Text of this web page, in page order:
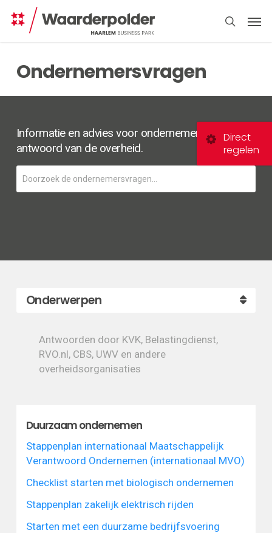
search
Ondernemersvragen
Informatie en advies voor ondernemers. Een
antwoord van de overheid.
Onderwerpen
Antwoorden door KVK, Belastingdienst,
RVO.nl, CBS, UWV en andere
overheidsorganisaties
Duurzaam ondernemen
Stappenplan internationaal Maatschappelijk
Verantwoord Ondernemen (internationaal MVO)
Checklist starten met biologisch ondernemen
Stappenplan zakelijk elektrisch rijden
Starten met een duurzame bedrijfsvoering
Direct
regelen